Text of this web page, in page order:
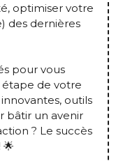
optimiser votre
des dernières
pour vous
de votre
outils
bâtir un avenir
? Le succès